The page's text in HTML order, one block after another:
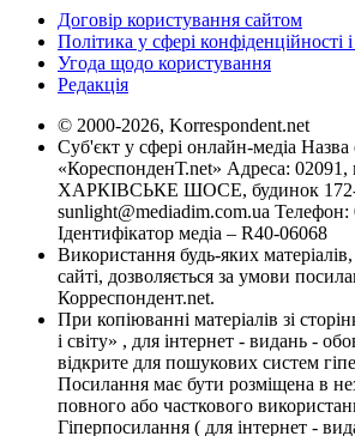
Договір користування сайтом
Політика у сфері конфіденційності
Угода щодо користування
Редакція
© 2000-2026, Korrespondent.net
Суб'єкт у сфері онлайн-медіа
«КореспонденТ.net» Адреса: 02091,
ХАРКІВСЬКЕ ШОСЕ, будинок 172-
sunlight@mediadim.com.ua Телефон:
Ідентифікатор медіа – R40-06068
Використання будь-яких
сайті, дозволяється за умови
Корреспондент.net.
При копіюванні матеріалів зі
і світу» , для інтернет - видань -
відкрите для пошукових систем
Посилання має бути розміщена в
повного або часткового
Гіперпосилання ( для інтернет -